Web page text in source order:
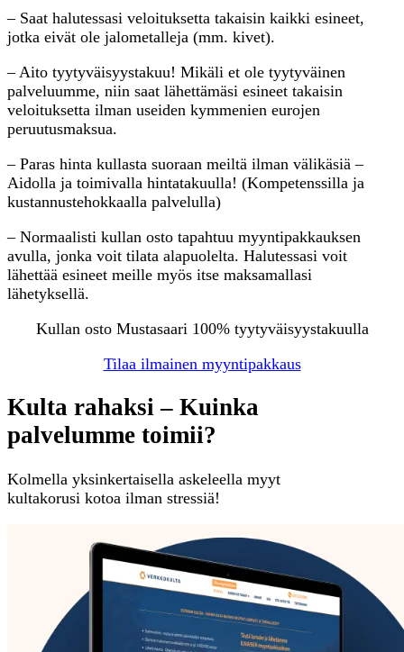
– Saat halutessasi veloituksetta takaisin kaikki esineet,
jotka eivät ole jalometalleja (mm. kivet).
– Aito tyytyväisyystakuu! Mikäli et ole tyytyväinen
palveluumme, niin saat lähettämäsi esineet takaisin
veloituksetta ilman useiden kymmenien eurojen
peruutusmaksua.
– Paras hinta kullasta suoraan meiltä ilman välikäsiä –
Aidolla ja toimivalla hintatakuulla! (Kompetenssilla ja
kustannustehokkaalla palvelulla)
– Normaalisti kullan osto tapahtuu myyntipakkauksen
avulla, jonka voit tilata alapuolelta. Halutessasi voit
lähettää esineet meille myös itse maksamallasi
lähetyksellä.
Kullan osto Mustasaari 100% tyytyväisyystakuulla
Tilaa ilmainen myyntipakkaus
Kulta rahaksi – Kuinka
palvelumme toimii?
Kolmella yksinkertaisella askeleella myyt
kultakorusi kotoa ilman stressiä!